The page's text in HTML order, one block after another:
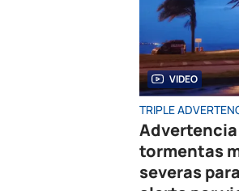
VIDEO
TRIPLE
tormentas
severas